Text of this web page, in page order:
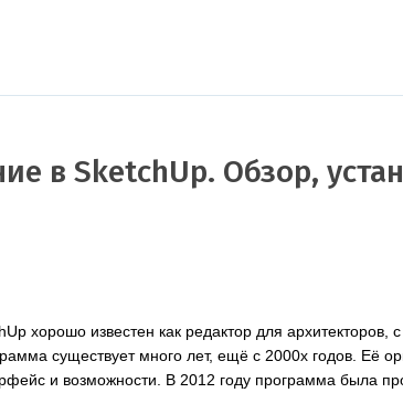
в SketchUp. Обзор,
хорошо известен как редактор для
существует много лет, ещё с 2000х годов. Её
и возможности. В 2012 году программа была